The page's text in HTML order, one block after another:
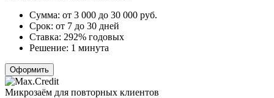
Сумма: от 3 000 до 30 000 руб.
Срок: от 7 до 30 дней
Ставка: 292% годовых
Решение: 1 минута
Оформить
Микрозаём для повторных клиентов